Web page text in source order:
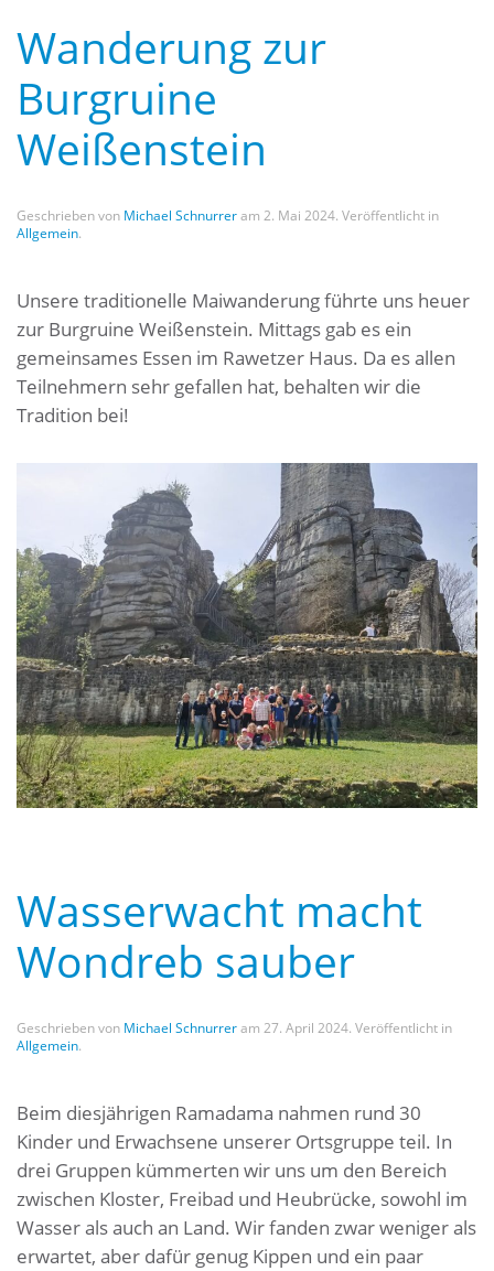
Wanderung zur
Burgruine
Weißenstein
Geschrieben von Michael Schnurreram 2. Mai 2024. Veröffentlicht in
Allgemein.
Unsere traditionelle Maiwanderung führte uns heuer
zur Burgruine Weißenstein. Mittags gab es ein
gemeinsames Essen im Rawetzer Haus. Da es allen
Teilnehmern sehr gefallen hat, behalten wir die
Tradition bei!
Wasserwacht macht
Wondreb sauber
Geschrieben von Michael Schnurreram 27. April 2024. Veröffentlicht in
Allgemein.
Beim diesjährigen Ramadama nahmen rund 30
Kinder und Erwachsene unserer Ortsgruppe teil. In
drei Gruppen kümmerten wir uns um den Bereich
zwischen Kloster, Freibad und Heubrücke, sowohl im
Wasser als auch an Land. Wir fanden zwar weniger als
erwartet, aber dafür genug Kippen und ein paar